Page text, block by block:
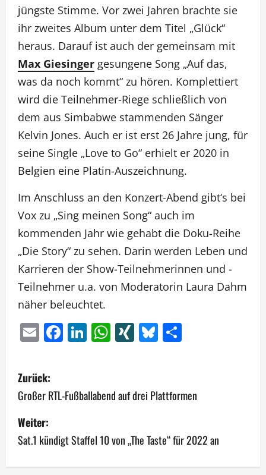
jüngste Stimme. Vor zwei Jahren brachte sie
ihr zweites Album unter dem Titel „Glück“
heraus. Darauf ist auch der gemeinsam mit
Max Giesinger gesungene Song „Auf das,
was da noch kommt“ zu hören. Komplettiert
wird die Teilnehmer-Riege schließlich von
dem aus Simbabwe stammenden Sänger
Kelvin Jones. Auch er ist erst 26 Jahre jung, für
seine Single „Love to Go“ erhielt er 2020 in
Belgien eine Platin-Auszeichnung.
Im Anschluss an den Konzert-Abend gibt‘s bei
Vox zu „Sing meinen Song“ auch im
kommenden Jahr wie gehabt die Doku-Reihe
„Die Story“ zu sehen. Darin werden Leben und
Karrieren der Show-Teilnehmerinnen und -
Teilnehmer u.a. von Moderatorin Laura Dahm
näher beleuchtet.
EmailFacebook
LinkedIn
WhatsApp
XINGBluesky
B
e
i
t
Zurück:
Großer RTL-Fußballabend auf drei Plattformen
Weiter:
Sat.1 kündigt Staffel 10 von „The Taste“ für 2022 an